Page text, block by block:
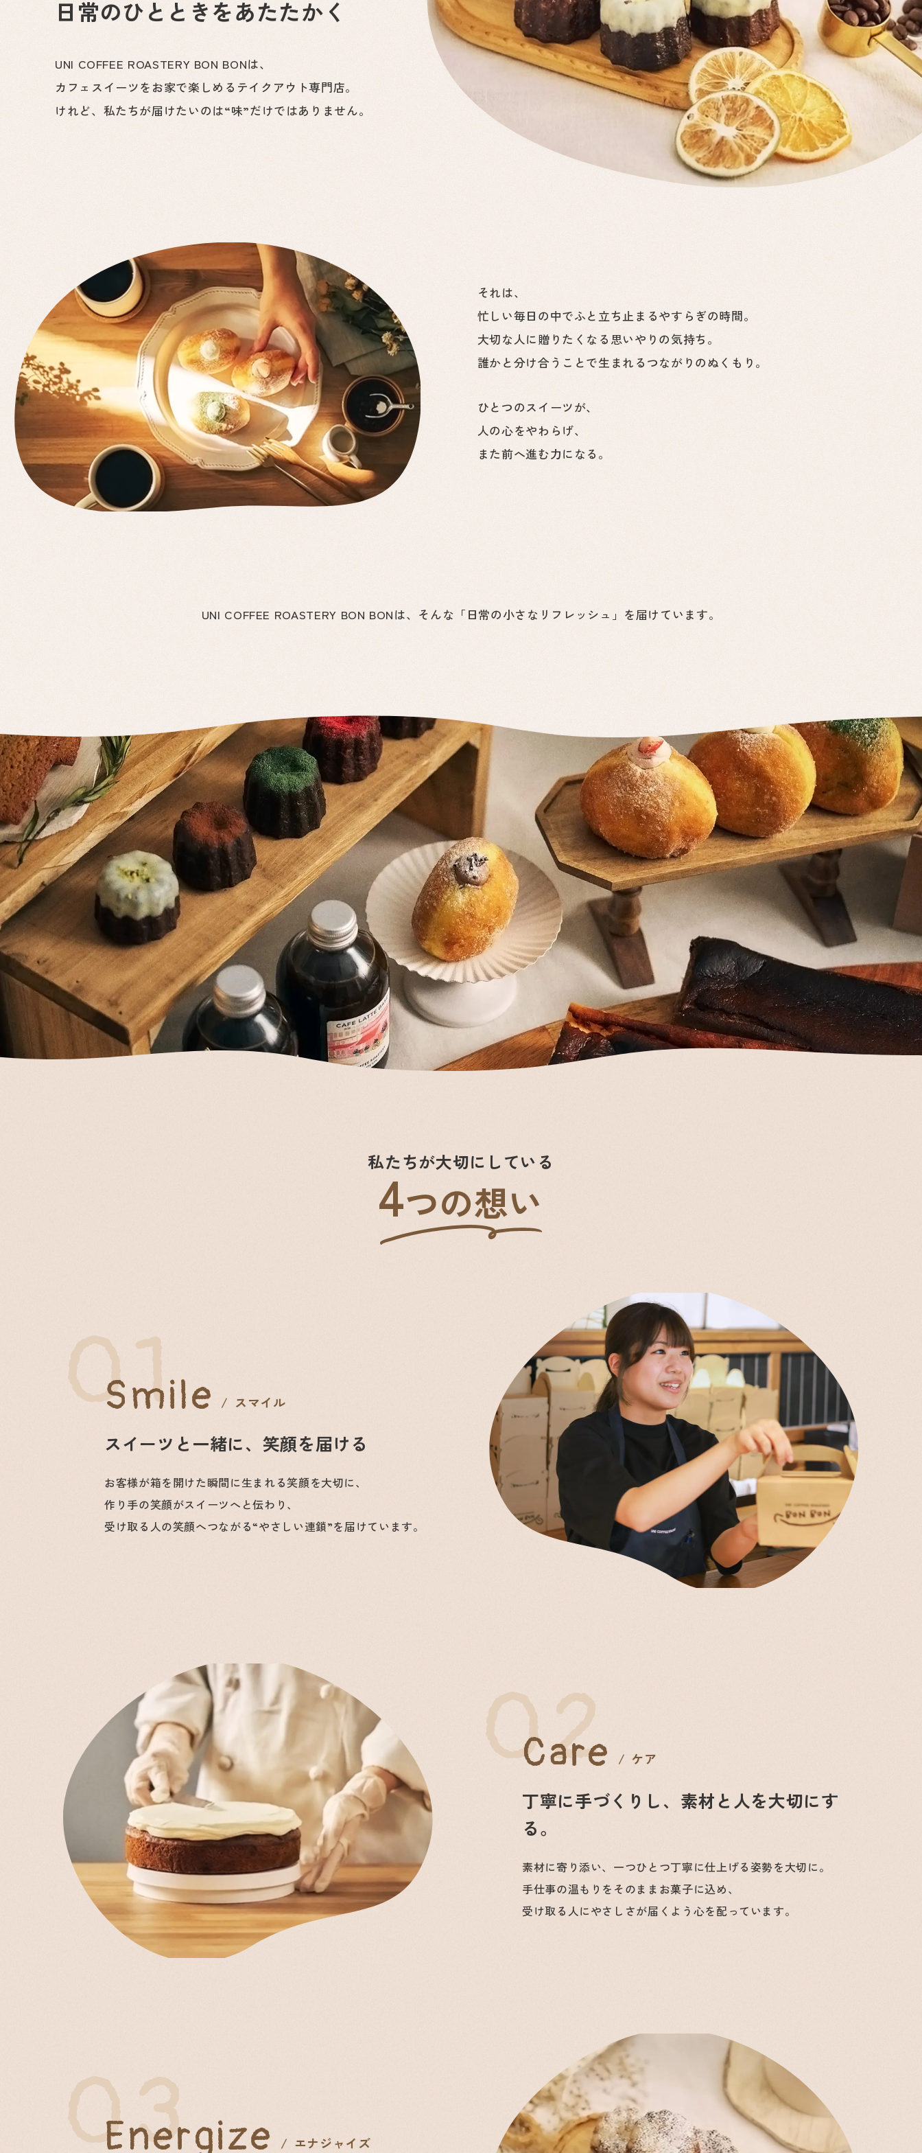
日常のひとときをあたたかく
UNI COFFEE ROASTERY BON BONは、
カフェスイーツをお家で楽しめるテイクアウト専門店。
けれど、私たちが届けたいのは“味”だけではありません。
それは、
忙しい毎日の中でふと立ち止まるやすらぎの時間。
大切な人に贈りたくなる思いやりの気持ち。
誰かと分け合うことで生まれるつながりのぬくもり。
ひとつのスイーツが、
人の心をやわらげ、
また前へ進む力になる。
UNI COFFEE ROASTERY BON BONは、そんな「日常の小さなリフレッシュ」を届けています。
私たちが大切にしている
4つの想い
01
Smile スマイル
スイーツと一緒に、笑顔を届ける
お客様が箱を開けた瞬間に生まれる笑顔を大切に、
作り手の笑顔がスイーツへと伝わり、
受け取る人の笑顔へつながる“やさしい連鎖”を届けています。
02
Care ケア
丁寧に手づくりし、素材と人を大切にす
る。
素材に寄り添い、一つひとつ丁寧に仕上げる姿勢を大切に。
手仕事の温もりをそのままお菓子に込め、
受け取る人にやさしさが届くよう心を配っています。
03
Energize エナジャイズ